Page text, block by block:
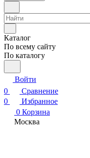
Каталог
По всему сайту
По каталогу
Войти
0
Сравнение
0
Избранное
0 Корзина
Москва